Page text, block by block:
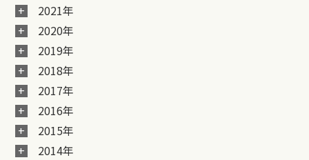
2021年
2020年
2019年
2018年
2017年
2016年
2015年
2014年